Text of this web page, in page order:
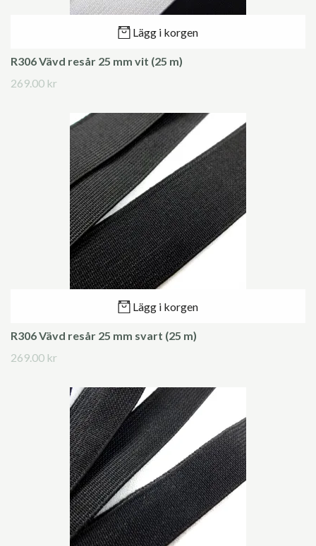
Lägg i korgen
R306 Vävd resår 25 mm vit (25 m)
269.00 kr
Lägg i korgen
R306 Vävd resår 25 mm svart (25 m)
269.00 kr